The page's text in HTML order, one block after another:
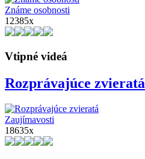
Známe osobnosti
12385x
Vtipné videá
Rozprávajúce zvieratá
Zaujímavosti
18635x